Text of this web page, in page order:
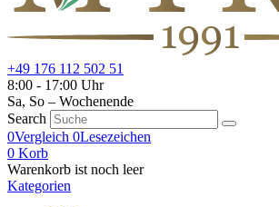
+49 176 112 502 51
8:00 - 17:00 Uhr
Sa, So – Wochenende
Search
0Vergleich 0Lesezeichen
0 Korb
Warenkorb ist noch leer
Kategorien